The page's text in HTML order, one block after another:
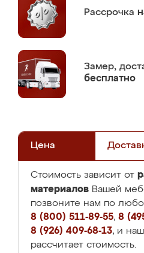
Рассрочка
Замер,
бесплатно
Цена
Стоимость зависит от
материалов Вашей
позвоните нам по
8 (800) 511-89-55, 8
8 (926) 409-68-13, и
рассчитает стоимость.